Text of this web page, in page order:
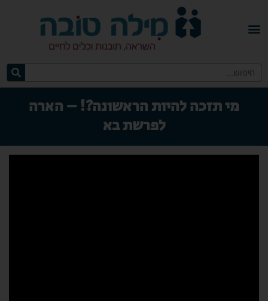
מי תזכה להיות הראשונה?! – הארה
לפרשת בא